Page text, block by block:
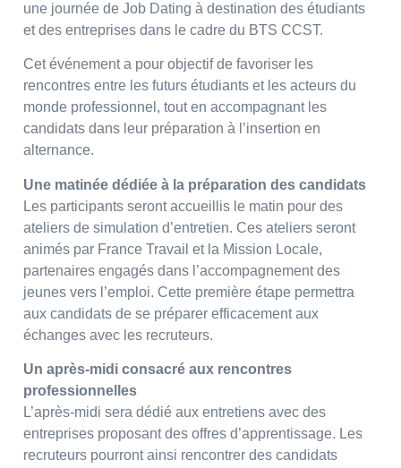
une journée de Job Dating à destination des étudiants
et des entreprises dans le cadre du BTS CCST.
Cet événement a pour objectif de favoriser les
rencontres entre les futurs étudiants et les acteurs du
monde professionnel, tout en accompagnant les
candidats dans leur préparation à l’insertion en
alternance.
Une matinée dédiée à la préparation des candidats
Les participants seront accueillis le matin pour des
ateliers de simulation d’entretien. Ces ateliers seront
animés par France Travail et la Mission Locale,
partenaires engagés dans l’accompagnement des
jeunes vers l’emploi. Cette première étape permettra
aux candidats de se préparer efficacement aux
échanges avec les recruteurs.
Un après-midi consacré aux rencontres
professionnelles
L’après-midi sera dédié aux entretiens avec des
entreprises proposant des offres d’apprentissage. Les
recruteurs pourront ainsi rencontrer des candidats